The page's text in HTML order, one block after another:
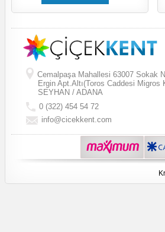
Cemalpaşa Mahallesi 63007 Sokak
Ergin Apt.Altı(Toros Caddesi Migros
SEYHAN / ADANA
0 (322) 454 54 72
info@cicekkent.com